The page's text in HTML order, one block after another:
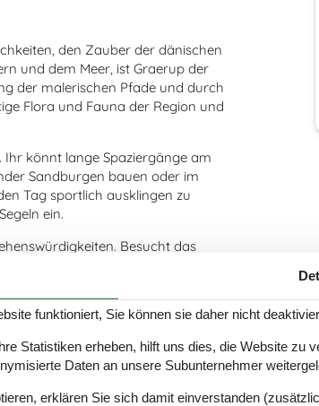
den Zauber der dänischen
und dem Meer, ist Graerup der
der malerischen Pfade und durch
Flora und Fauna der Region und
Ihr könnt lange Spaziergänge am
Sandburgen bauen oder im
Tag sportlich ausklingen zu
ein.
Besucht das
Fischerei- und
dem westlichsten Punkt
mehr über die Geschichte des
sein. Dieser berühmte Freizeitpark
über kreative Bauzonen bis
funktioniert, Sie können sie daher nicht
Statistiken erheben, hilft uns dies, die Website zu
Daten an unsere Subunternehmer
erklären Sie sich damit einverstanden